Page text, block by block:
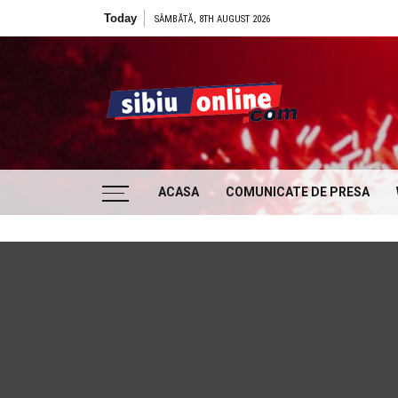
Today SÂMBĂTĂ, 8TH AUGUST 2026
… locatii si evenimente din Sibiu!!!
ACASA COMUNICATE DE PRESA